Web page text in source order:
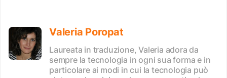
Valeria Poropat
Laureata in traduzione, Valeria adora da
sempre la tecnologia in ogni sua forma e in
particolare ai modi in cui la tecnologia può